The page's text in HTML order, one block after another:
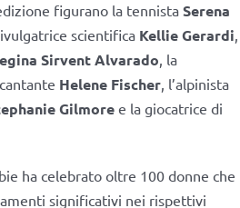
figurano la tennistaSerena
scientifica Kellie Gerardi,
SirventAlvarado, la
Helene Fischer, l’alpinista
Gilmore e la giocatrice di
ha celebrato oltre 100 donne che
significativi nei rispettivi